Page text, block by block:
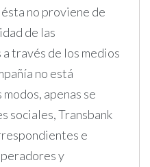
no proviene de
de las
través de los medios
no está
apenas se
sociales, Transbank
e
y